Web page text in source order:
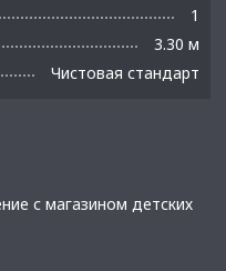
1
3.30 м
Чистовая стандарт
с магазином детских